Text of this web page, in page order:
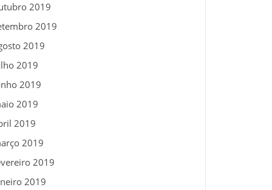
2019
2019
2019
2019
2019
2019
2019
2019
2019
2019